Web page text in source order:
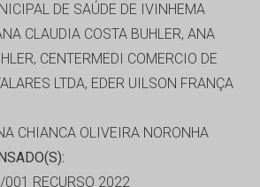
DE SAÚDE DE IVINHEMA
CLAUDIA COSTA BUHLER, ANA
CENTERMEDI COMERCIO DE
LTDA, EDER UILSON FRANÇA
CHIANCA OLIVEIRA NORONHA
RECURSO 2022